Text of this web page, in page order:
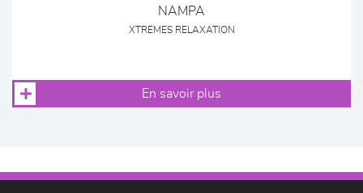
NAMPA
XTREMES RELAXATION
En savoir plus